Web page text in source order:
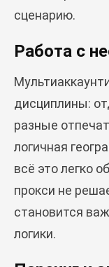
сценарию.
Работа с
дисциплины:
разные
логичная
всё это легко
прокси не
становится
логики.